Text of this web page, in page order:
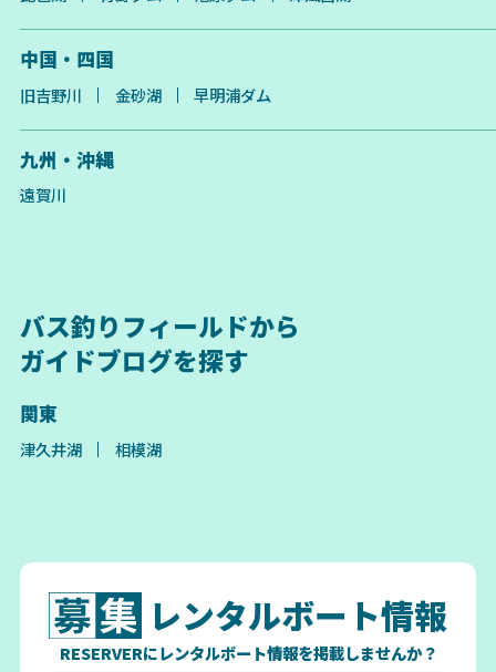
中国・四国
旧吉野川 金砂湖 早明浦ダム
九州・沖縄
遠賀川
バス釣りフィールドから
ガイドブログを探す
関東
津久井湖 相模湖
レンタルボート情報
RESERVERにレンタルボート情報を掲載しませんか？